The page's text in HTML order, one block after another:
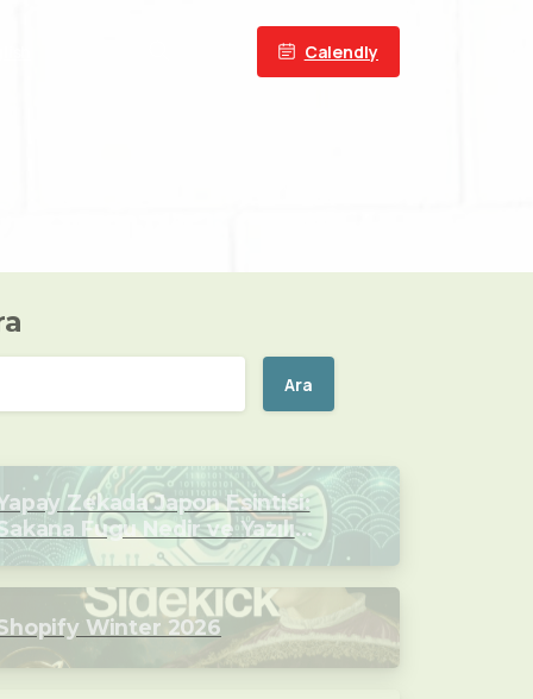
Calendly
Ara
Zekada Japon Esintisi:
Fugu Nedir ve Yazılım
Dünyasını Nasıl Değiştirecek?
Winter 2026